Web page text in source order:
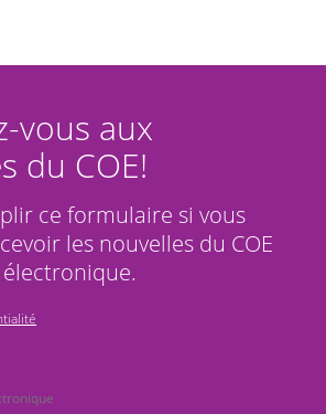
vous aux
du COE!
ce formulaire si vous
les nouvelles du COE